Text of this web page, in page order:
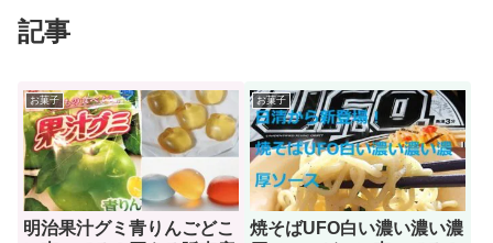
記事
お菓子
明治果汁グミ青りんごどこ
お菓子
焼そばUFO白い濃い濃い濃